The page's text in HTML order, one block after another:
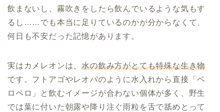
飲まないし、霧吹きをしたら飲んでいるような気もす
るし……でも本当に足りているのかが分からなくて、
何日も不安だった記憶があります。
実はカメレオンは、水の飲み方がとても特殊な生き物
です。フトアゴやレオパのように水入れから直接「ペ
ロペロ」と飲むイメージが合わない個体が多く、野生
では葉に付いた朝露や降り注ぐ雨粒を舌で舐めとって